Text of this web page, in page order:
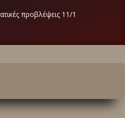
προβλέψεις 11/1